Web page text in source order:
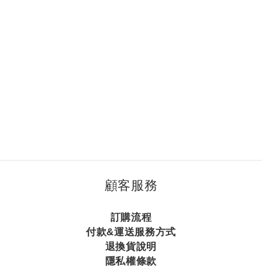
顧客服務
訂購流程
付款&運送服務方式
退換貨說明
隱私權條款